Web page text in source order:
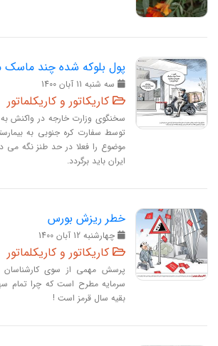
پول بلوکه شده چند ماسک
سه‏ شنبه 11 آبان 1400
کاریکاتور و کاریکلماتور
توسط سفارت کره جنوبی به
موضوع را فعلا در حد طنز نگه می
ایران باید برگردد.
خطر ریزش بورس
چهارشنبه 12 آبان 1400
کاریکاتور و کاریکلماتور
پرسش مهمی از سوی
سرمایه مطرح است که چرا تمام
بقیه سال قرمز است !